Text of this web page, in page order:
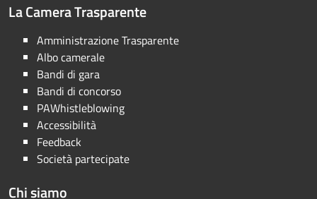
La Camera Trasparente
Amministrazione Trasparente
Albo camerale
Bandi di gara
Bandi di concorso
PAWhistleblowing
Accessibilità
Feedback
Società partecipate
Chi siamo